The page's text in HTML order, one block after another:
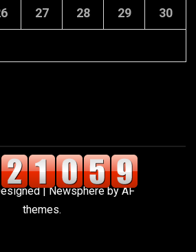
27 28 29 30
|Newsphereby AF
themes.